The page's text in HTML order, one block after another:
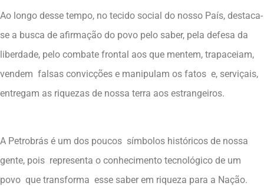
Ao longo desse tempo, no tecido social do nosso País, destaca-
se a busca de afirmação do povo pelo saber, pela defesa da
liberdade, pelo combate frontal aos que mentem, trapaceiam,
vendem falsas convicções e manipulam os fatos e, serviçais,
entregam as riquezas de nossa terra aos estrangeiros.
A Petrobrás é um dos poucos símbolos históricos de nossa
gente, pois representa o conhecimento tecnológico de um
povo que transforma esse saber em riqueza para a Nação.